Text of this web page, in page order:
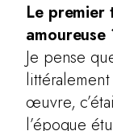
Le premier
amoureuse
Je pense
œuvre,
l’époque